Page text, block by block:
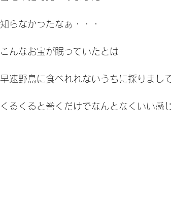
知らなかったなぁ・・・
こんなお宝が眠っていたとは
早速野鳥に食べれれないうちに採りまし
くるくると巻くだけでなんとなくいい感